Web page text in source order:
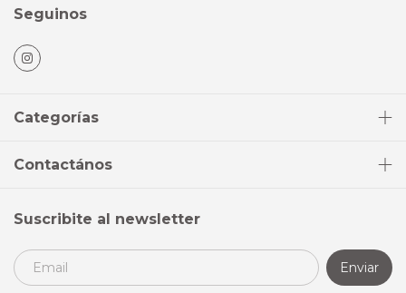
Seguinos
Categorías
Contactános
Suscribite al newsletter